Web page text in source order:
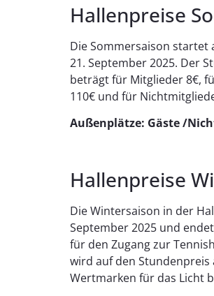
Hallenpreise
Die Sommersaison startet
21. September 2025. Der
beträgt für Mitglieder 8€,
110€ und für
Außenplätze: Gäste /
Hallenpreise
Die Wintersaison in der
September 2025 und
für den Zugang zur
wird auf den
Wertmarken für das Licht